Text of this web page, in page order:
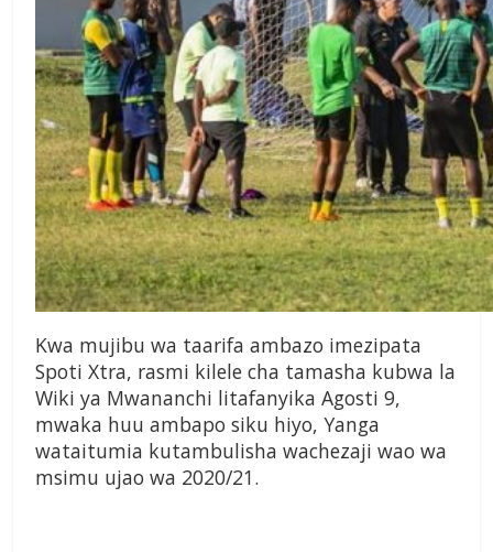
Kwa mujibu wa taarifa ambazo imezipata
Spoti Xtra, rasmi kilele cha tamasha kubwa la
Wiki ya Mwananchi litafanyika Agosti 9,
mwaka huu ambapo siku hiyo, Yanga
wataitumia kutambulisha wachezaji wao wa
msimu ujao wa 2020/21.